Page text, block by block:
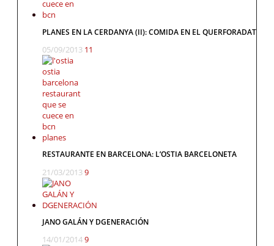
PLANES EN LA CERDANYA (II): COMIDA EN EL QUERFORADAT
05/09/2013 11
RESTAURANTE EN BARCELONA: L’OSTIA BARCELONETA
21/03/20139
JANO GALÁN Y DGENERACIÓN
14/01/20149